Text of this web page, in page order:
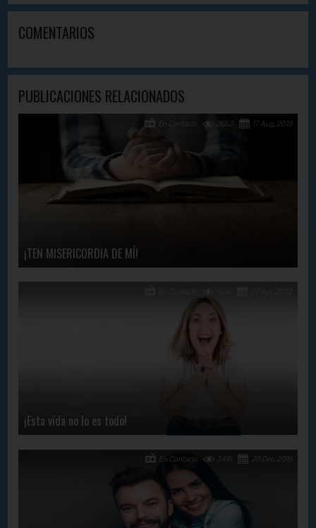
COMENTARIOS
PUBLICACIONES RELACIONADOS
¡TEN MISERICORDIA DE MÍ!
17 Aug, 2018
2652
En Contacto
¡Esta vida no lo es todo!
30 Dec, 2016
3416
En Contacto